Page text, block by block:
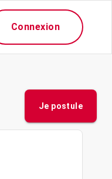
Connexion
Je postule